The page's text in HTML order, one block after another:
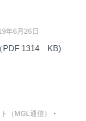
年6月26日
PDF 1314 KB)
（MGL通信）